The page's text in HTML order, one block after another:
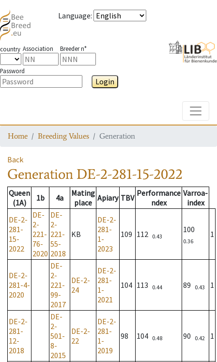
Language:
country Association Breeder n°
Password
Login
Home Breeding Values Generation
Back
Generation DE-2-281-15-2022
Queen
(1A)
1b 4a
Mating
place Apiary TBV Performance
ndex
Varroa-
index
DE-2-
281-
15-
2022
DE-
2-
221-
76-
2020
DE-
2-
221-
55-
2018
KB
DE-2-
281-
1-
2023
109 112 0.43
100
0.36
1
DE-2-
281-4-
2020
DE-
2-
221-
99-
2017
DE-2-
24
DE-2-
281-
1-
2021
104 113 0.44 89 0.43 1
DE-2-
281-
12-
2018
DE-
2-
501-
8-
2015
DE-2-
22
DE-2-
281-
1-
2019
98 104 0.48 90 0.42 1